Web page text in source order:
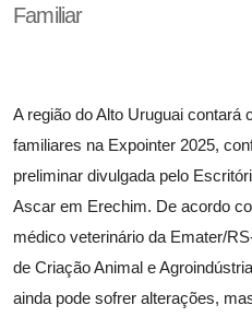
Familiar
A região do Alto Uruguai contará
familiares na Expointer 2025,
preliminar divulgada pelo
Ascar em Erechim. De acordo
médico veterinário da Emater/
de Criação Animal e
ainda pode sofrer alterações,